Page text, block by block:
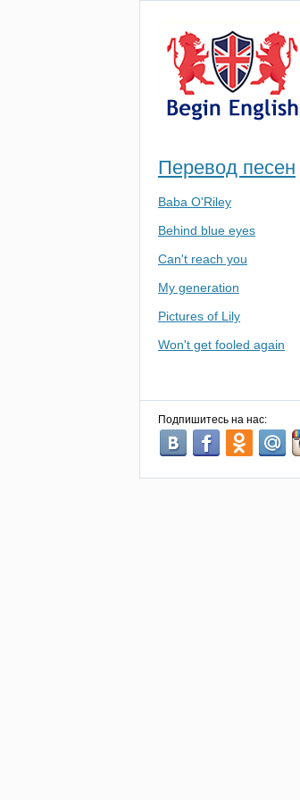
Перевод песен
Baba O'Riley
Behind blue eyes
Can't reach you
My generation
Pictures of Lily
Won't get fooled again
Подпишитесь на нас: